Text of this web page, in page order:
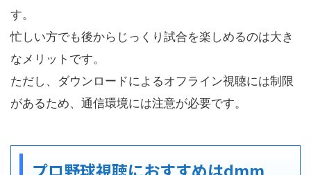
す。
忙しい方でも後からじっくり試合を楽しめるのは大き
なメリットです。
ただし、ダウンロードによるオフライン視聴には制限
があるため、通信環境には注意が必要です。
プロ野球視聴におすすめはdmm